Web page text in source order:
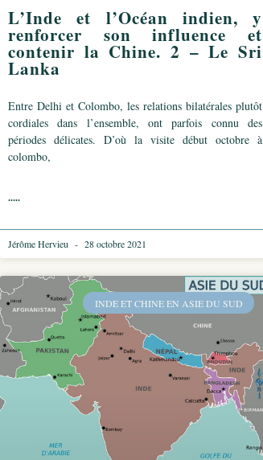
L’Inde et l’Océan indien, y
renforcer son influence et
contenir la Chine. 2 – Le Sri
Lanka
Entre Delhi et Colombo, les relations bilatérales plutôt
cordiales dans l’ensemble, ont parfois connu des
périodes délicates. D’où la visite début octobre à
colombo,
.....
Jérôme Hervieu 28 octobre 2021
INDE ET CHINE EN ASIE DU SUD